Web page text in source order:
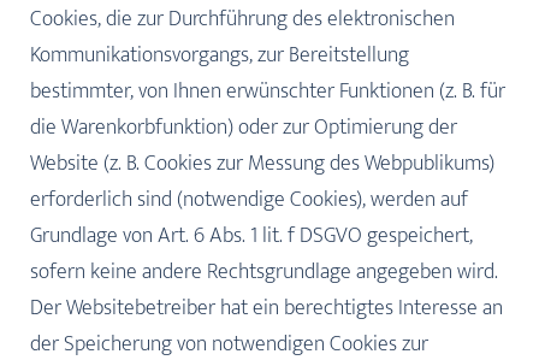
Cookies, die zur Durchführung des elektronischen
Kommunikationsvorgangs, zur Bereitstellung
bestimmter, von Ihnen erwünschter Funktionen (z. B. für
die Warenkorbfunktion) oder zur Optimierung der
Website (z. B. Cookies zur Messung des Webpublikums)
erforderlich sind (notwendige Cookies), werden auf
Grundlage von Art. 6 Abs. 1 lit. f DSGVO gespeichert,
sofern keine andere Rechtsgrundlage angegeben wird.
Der Websitebetreiber hat ein berechtigtes Interesse an
der Speicherung von notwendigen Cookies zur